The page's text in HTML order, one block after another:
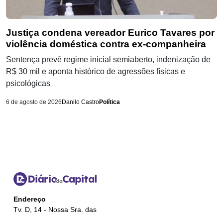
Justiça condena vereador Eurico Tavares por
violência doméstica contra ex-companheira
Sentença prevê regime inicial semiaberto, indenização de
R$ 30 mil e aponta histórico de agressões físicas e
psicológicas
6 de agosto de 2026 Danilo CastroPolítica
Endereço
Tv. D, 14 - Nossa Sra. das